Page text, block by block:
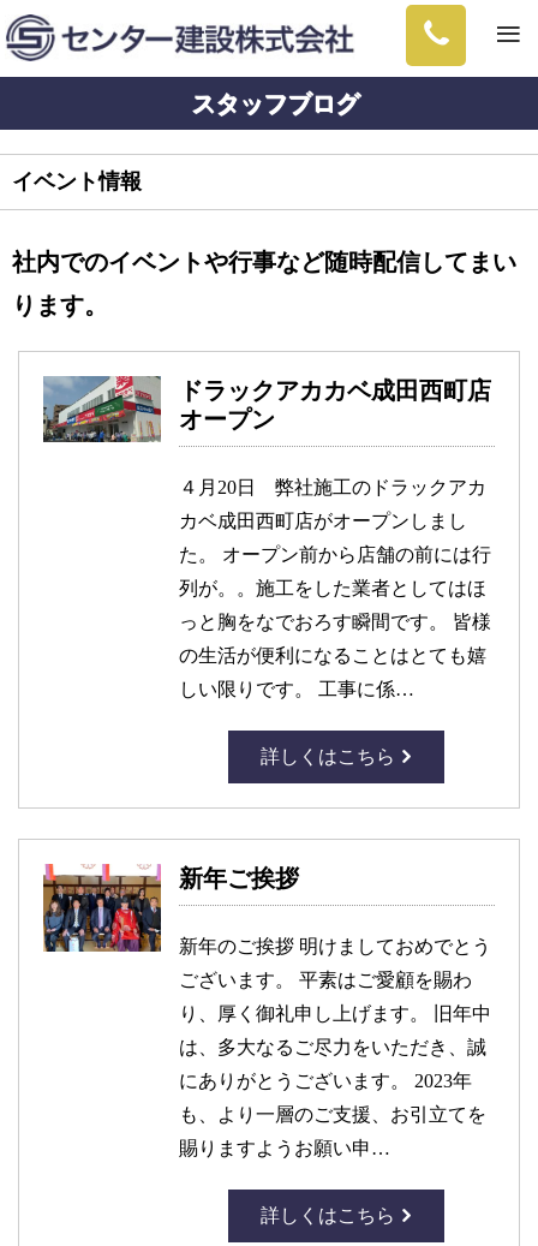
≡
スタッフブログ
イベント情報
社内でのイベントや行事など随時配信してまい
ります。
ドラックアカカベ成田西町店
オープン
４月20日 弊社施工のドラックアカ
カベ成田西町店がオープンしまし
た。 オープン前から店舗の前には行
列が。。施工をした業者としてはほ
っと胸をなでおろす瞬間です。 皆様
の生活が便利になることはとても嬉
しい限りです。 工事に係…
詳しくはこちら
新年ご挨拶
新年のご挨拶 明けましておめでとう
ございます。 平素はご愛顧を賜わ
り、厚く御礼申し上げます。 旧年中
は、多大なるご尽力をいただき、誠
にありがとうございます。 2023年
も、より一層のご支援、お引立てを
賜りますようお願い申…
詳しくはこちら